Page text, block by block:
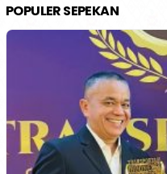
POPULER SEPEKAN